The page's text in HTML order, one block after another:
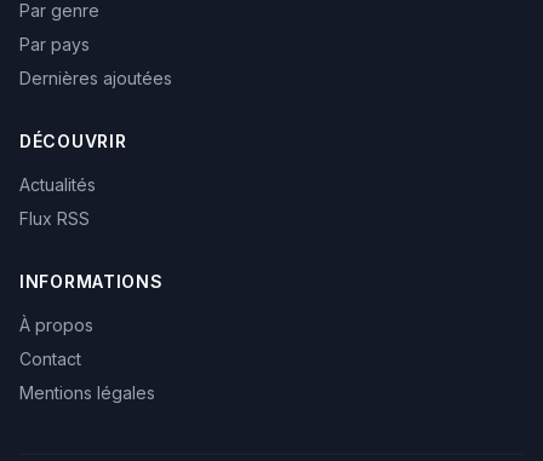
Par genre
Par pays
Dernières ajoutées
DÉCOUVRIR
Actualités
Flux RSS
INFORMATIONS
À propos
Contact
Mentions légales